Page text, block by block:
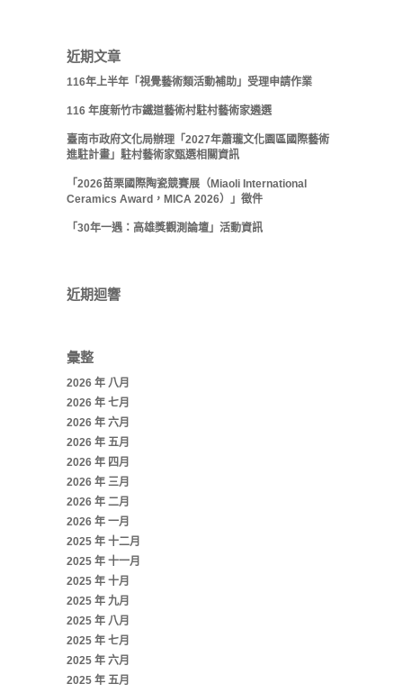
近期文章
116年上半年「視覺藝術類活動補助」受理申請作業
116 年度新竹市鐵道藝術村駐村藝術家遴選
臺南市政府文化局辦理「2027年蕭瓏文化園區國際藝術
進駐計畫」駐村藝術家甄選相關資訊
「2026苗栗國際陶瓷競賽展（Miaoli International
Ceramics Award，MICA 2026）」徵件
「30年一遇：高雄獎觀測論壇」活動資訊
近期迴響
彙整
2026 年 八月
2026 年 七月
2026 年 六月
2026 年 五月
2026 年 四月
2026 年 三月
2026 年 二月
2026 年 一月
2025 年 十二月
2025 年 十一月
2025 年 十月
2025 年 九月
2025 年 八月
2025 年 七月
2025 年 六月
2025 年 五月